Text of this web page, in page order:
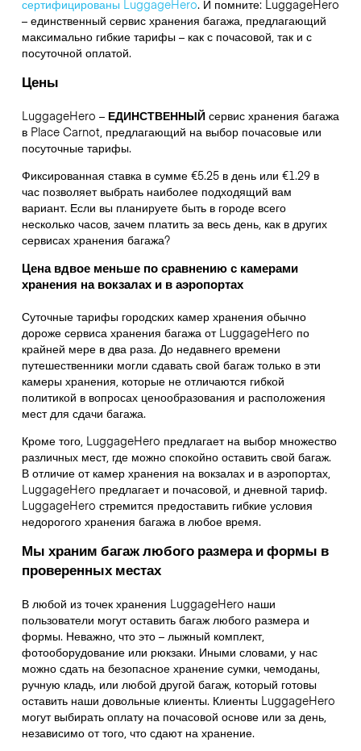
сертифицированы LuggageHero. И помните: LuggageHero
– единственный сервис хранения багажа, предлагающий
максимально гибкие тарифы – как с почасовой, так и с
посуточной оплатой.
Цены
LuggageHero – ЕДИНСТВЕННЫЙсервис хранения багажа
в Place Carnot, предлагающий на выбор почасовые или
посуточные тарифы.
Фиксированная ставка в сумме €5.25 в день или €1.29 в
час позволяет выбрать наиболее подходящий вам
вариант. Если вы планируете быть в городе всего
несколько часов, зачем платить за весь день, как в других
сервисах хранения багажа?
Цена вдвое меньше по сравнению с камерами
хранения на вокзалах и в аэропортах
Суточные тарифы городских камер хранения обычно
дороже сервиса хранения багажа от LuggageHero по
крайней мере в два раза. До недавнего времени
путешественники могли сдавать свой багаж только в эти
камеры хранения, которые не отличаются гибкой
политикой в вопросах ценообразования и расположения
мест для сдачи багажа.
Кроме того, LuggageHero предлагает на выбор множество
различных мест, где можно спокойно оставить свой багаж.
В отличие от камер хранения на вокзалах и в аэропортах,
LuggageHero предлагает и почасовой, и дневной тариф.
LuggageHero стремится предоставить гибкие условия
недорогого хранения багажа в любое время.
Мы храним багаж любого размера и формы в
проверенных местах
В любой из точек хранения LuggageHero наши
пользователи могут оставить багаж любого размера и
формы. Неважно, что это – лыжный комплект,
фотооборудование или рюкзаки. Иными словами, у нас
можно сдать на безопасное хранение сумки, чемоданы,
ручную кладь, или любой другой багаж, который готовы
оставить наши довольные клиенты. Клиенты LuggageHero
могут выбирать оплату на почасовой основе или за день,
независимо от того, что сдают на хранение.